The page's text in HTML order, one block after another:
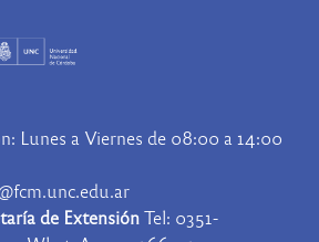
Lunes a Viernes de 08:00 a 14:00
de ExtensiónTel: 0351-